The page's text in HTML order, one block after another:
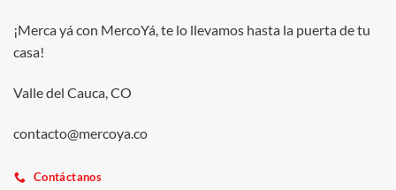
¡Merca yá con MercoYá, te lo llevamos hasta la puerta de tu
casa!
Valle del Cauca, CO
contacto@mercoya.co
Contáctanos